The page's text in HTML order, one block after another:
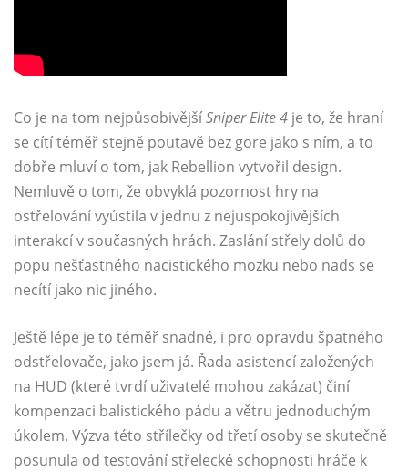
Co je na tom nejpůsobivějšíSniper Elite 4 je to, že hraní
se cítí téměř stejně poutavě bez gore jako s ním, a to
dobře mluví o tom, jak Rebellion vytvořil design.
Nemluvě o tom, že obvyklá pozornost hry na
ostřelování vyústila v jednu z nejuspokojivějších
interakcí v současných hrách. Zaslání střely dolů do
popu nešťastného nacistického mozku nebo nads se
necítí jako nic jiného.
Ještě lépe je to téměř snadné, i pro opravdu špatného
odstřelovače, jako jsem já. Řada asistencí založených
na HUD (které tvrdí uživatelé mohou zakázat) činí
kompenzaci balistického pádu a větru jednoduchým
úkolem. Výzva této střílečky od třetí osoby se skutečně
posunula od testování střelecké schopnosti hráče k